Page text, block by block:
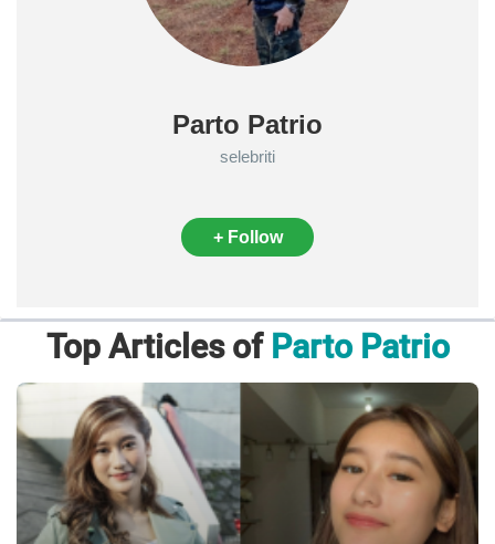
Parto Patrio
selebriti
+ Follow
Top Articles of Parto Patrio